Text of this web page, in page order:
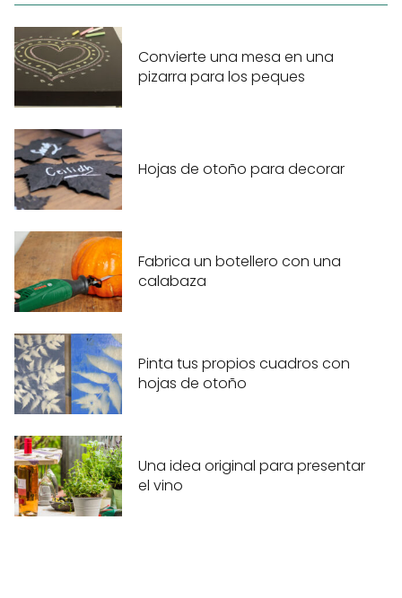
Convierte una mesa en una
pizarra para los peques
Hojas de otoño para decorar
Fabrica un botellero con una
calabaza
Pinta tus propios cuadros con
hojas de otoño
Una idea original para presentar
el vino